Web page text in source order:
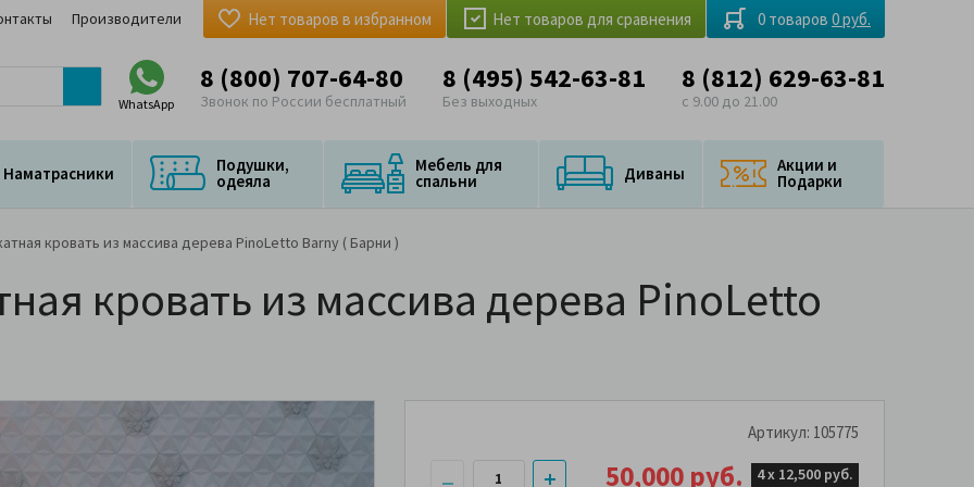
Производители Нет товаров для сравнения
Нет товаров в избранном 0 товаров 0 руб.
WhatsApp
8 (800) 707-64-80
Звонок по России бесплатный
8 (495) 542-63-81
Без выходных
8 (812) 629-63-81
с 9.00 до 21.00
Наматрасники Подушки,
одеяла
Мебель для
спальни Диваны Акции и
Подарки
кровать из массива дерева PinoLetto Barny ( Барни )
кровать из массива дерева PinoLetto
Артикул: 105775
50,000 руб. 4 х 12,500 руб.